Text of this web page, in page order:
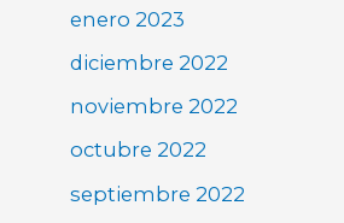
enero 2023
diciembre 2022
noviembre 2022
octubre 2022
septiembre 2022